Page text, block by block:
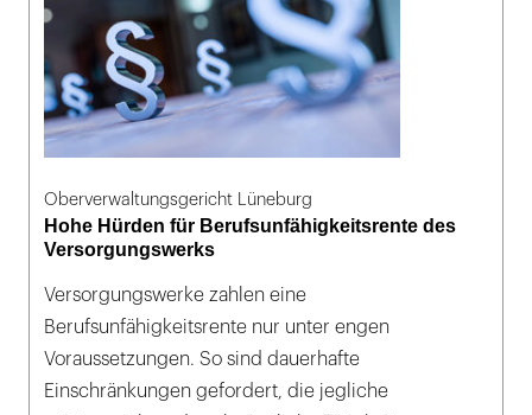
Oberverwaltungsgericht Lüneburg
Hohe Hürden für Berufsunfähigkeitsrente des
Versorgungswerks
Versorgungswerke zahlen eine
Berufsunfähigkeitsrente nur unter engen
Voraussetzungen. So sind dauerhafte
Einschränkungen gefordert, die jegliche